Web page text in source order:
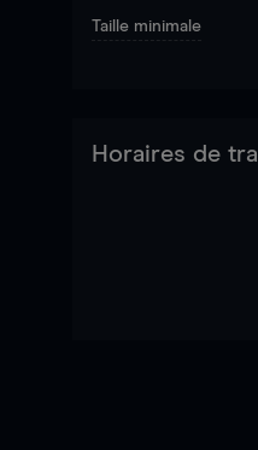
Taille minimale
Horaires de